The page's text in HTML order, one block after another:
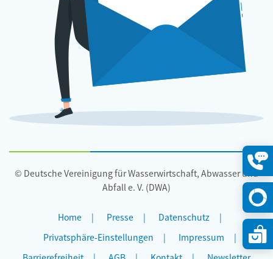
© Deutsche Vereinigung für Wasserwirtschaft, Abwasser und
Abfall e. V. (DWA)
Home Presse
Datenschutz
Privatsphäre-Einstellungen
Impressum